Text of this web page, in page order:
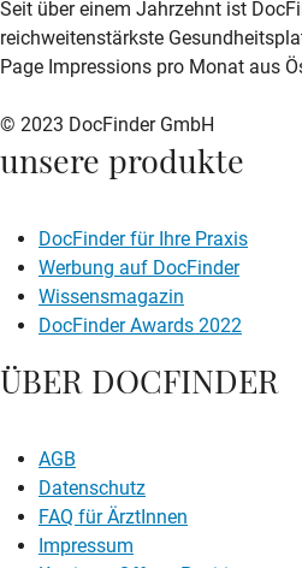
zur DocFinder-Startseite
logo icon
Seit über einem Jahrzehnt ist
reichweitenstärkste
Page Impressions pro Monat aus
© 2023 DocFinder GmbH
unsere produkte
DocFinder für Ihre Praxis
Werbung auf DocFinder
Wissensmagazin
DocFinder Awards 2022
ÜBER DOCFINDER
AGB
Datenschutz
FAQ für ÄrztInnen
Impressum